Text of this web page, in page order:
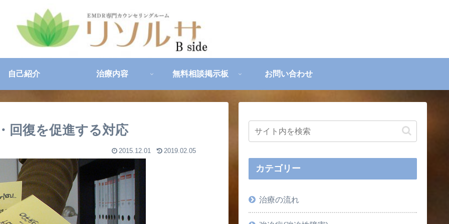
自己紹介 治療内容 無料相談掲示板 お問い合わせ
回復を促進する対応
2015.12.01 2019.02.05
カテゴリー
治療の流れ